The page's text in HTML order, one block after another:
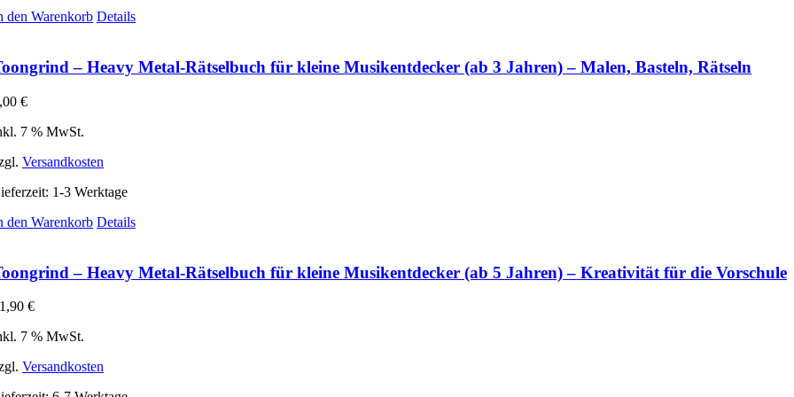
den Warenkorb Details
– Heavy Metal-Rätselbuch für kleine Musikentdecker (ab 3 Jahren) – Malen, Basteln, Rätseln
€
7 % MwSt.
Versandkosten
1-3 Werktage
den Warenkorb Details
– Heavy Metal-Rätselbuch für kleine Musikentdecker (ab 5 Jahren) – Kreativität für die Vorschule
€
7 % MwSt.
Versandkosten